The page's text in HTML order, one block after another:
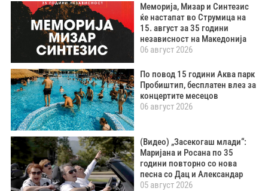
Меморија, Мизар и Синтезис
ќе настапат во Струмица на
15. август за 35 години
независност на Македонија
06 август 2026
По повод 15 години Аква парк
Пробиштип, бесплатен влез за
концертите месецов
06 август 2026
(Видео) „Засекогаш млади“:
Маријана и Росана по 35
години повторно со нова
песна со Дац и Александар
05 август 2026